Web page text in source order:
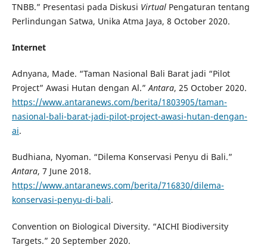
TNBB.” Presentasi pada Diskusi VirtualPengaturan tentang
Perlindungan Satwa, Unika Atma Jaya, 8 October 2020.
Internet
Adnyana, Made. “Taman Nasional Bali Barat jadi “Pilot
Project” Awasi Hutan dengan Al.”Antara, 25 October 2020.
https://www.antaranews.com/berita/1803905/taman-
nasional-bali-barat-jadi-pilot-project-awasi-hutan-dengan-
ai.
Budhiana, Nyoman. “Dilema Konservasi Penyu di Bali.”
Antara, 7 June 2018.
https://www.antaranews.com/berita/716830/dilema-
konservasi-penyu-di-bali.
Convention on Biological Diversity. “AICHI Biodiversity
Targets.” 20 September 2020.